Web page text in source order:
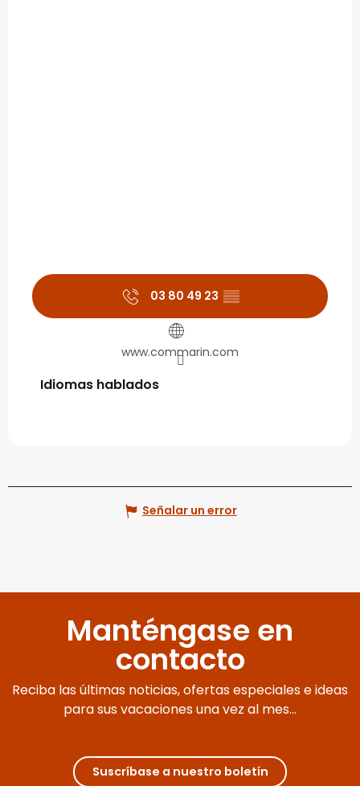
03 80 49 23 ▒▒
www.commarin.com
Idiomas hablados
Idiomas hablados
Señalar un error
Manténgase en
contacto
Reciba las últimas noticias, ofertas especiales e ideas
para sus vacaciones una vez al mes...
Suscríbase a nuestro boletín